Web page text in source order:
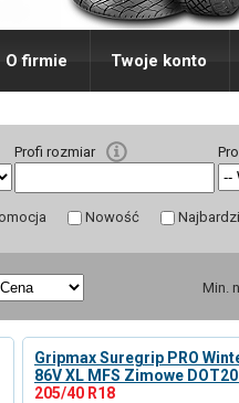
O firmie Twoje konto
Profi rozmiar
Nowość
Min.
Gripmax Suregrip PRO
86V XL MFS Zimowe
205/40 R18